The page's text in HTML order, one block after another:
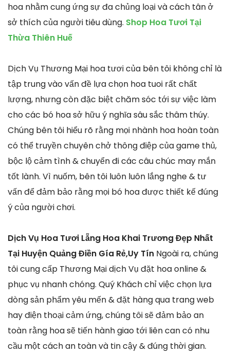
hoa nhằm cung ứng sự đa chủng loại và cách tân ở
sở thích của người tiêu dùng. Shop Hoa Tươi Tại
Thừa Thiên Huế
Dịch Vụ Thương Mại hoa tươi của bên tôi không chỉ là
tập trung vào vấn đề lựa chọn hoa tuoi rất chất
lượng, nhưng còn đặc biệt chăm sóc tới sự việc làm
cho các bó hoa sở hữu ý nghĩa sâu sắc thâm thúy.
Chúng bên tôi hiểu rõ rằng mọi nhành hoa hoàn toàn
có thể truyền chuyên chở thông điệp của game thủ,
bộc lộ cảm tình & chuyển đi các câu chúc may mắn
tốt lành. Vì nuốm, bên tôi luôn luôn lắng nghe & tư
vấn để đảm bảo rằng mọi bó hoa được thiết kế đúng
ý của người chơi.
Dịch Vụ Hoa Tươi Lẵng Hoa Khai Trương Đẹp Nhất
Tại Huyện Quảng Điền Gía Rẻ,Uy Tín Ngoài ra, chúng
tôi cung cấp Thương Mại dịch Vụ đặt hoa online &
phục vụ nhanh chóng. Quý Khách chỉ việc chọn lựa
dòng sản phẩm yêu mến & đặt hàng qua trang web
hay điện thoại cảm ứng, chúng tôi sẽ đảm bảo an
toàn rằng hoa sẽ tiến hành giao tới liên can có nhu
cầu một cách an toàn và tin cậy & đúng thời gian.